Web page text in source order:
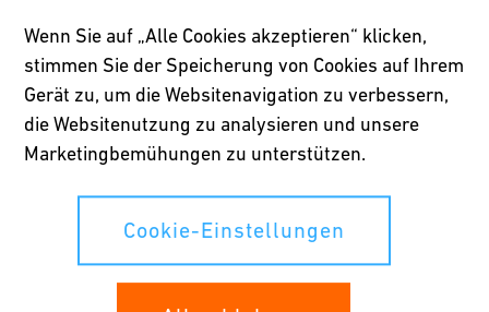
füllen Sie das Formular aus, um die Dokumentation
herunterzuladen:
Wenn Sie auf „Alle Cookies akzeptieren“ klicken,
stimmen Sie der Speicherung von Cookies auf Ihrem
Gerät zu, um die Websitenavigation zu verbessern,
die Websitenutzung zu analysieren und unsere
Marketingbemühungen zu unterstützen.
Cookie-Einstellungen